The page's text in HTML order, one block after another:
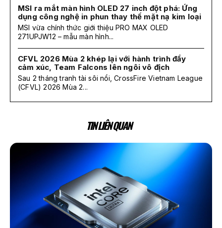
MSI ra mắt màn hình OLED 27 inch đột phá: Ứng
dụng công nghệ in phun thay thế mặt nạ kim loại
MSI vừa chính thức giới thiệu PRO MAX OLED
271UPJW12 – mẫu màn hình...
CFVL 2026 Mùa 2 khép lại với hành trình đầy
cảm xúc, Team Falcons lên ngôi vô địch
Sau 2 tháng tranh tài sôi nổi, CrossFire Vietnam League
(CFVL) 2026 Mùa 2...
TIN LIÊN QUAN